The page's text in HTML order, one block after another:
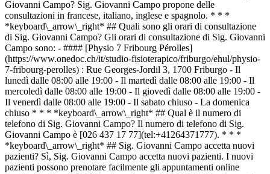
Giovanni Campo? Sig. Giovanni Campo propone delle
consultazioni in francese, italiano, inglese e spagnolo. * * *
*keyboard\_arrow\_right* ## Quali sono gli orari di consultazione
di Sig. Giovanni Campo? Gli orari di consultazione di Sig. Giovanni
Campo sono: - #### [Physio 7 Fribourg Pérolles]
(https://www.onedoc.ch/it/studio-fisioterapico/friburgo/ehul/physio-
7-fribourg-perolles) : Rue Georges-Jordil 3, 1700 Friburgo - Il
lunedì dalle 08:00 alle 19:00 - Il martedì dalle 08:00 alle 19:00 - Il
mercoledì dalle 08:00 alle 19:00 - Il giovedì dalle 08:00 alle 19:00 -
Il venerdì dalle 08:00 alle 19:00 - Il sabato chiuso - La domenica
chiuso * * * *keyboard\_arrow\_right* ## Qual è il numero di
telefono di Sig. Giovanni Campo? Il numero di telefono di Sig.
Giovanni Campo è [026 437 17 77](tel:+41264371777). * * *
*keyboard\_arrow\_right* ## Sig. Giovanni Campo accetta nuovi
pazienti? Sì, Sig. Giovanni Campo accetta nuovi pazienti. I nuovi
pazienti possono prenotare facilmente gli appuntamenti online